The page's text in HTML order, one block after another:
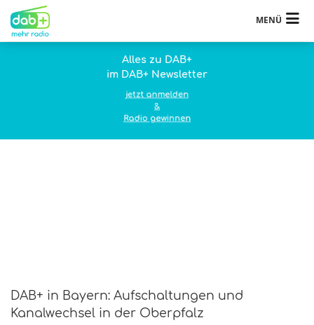
MENÜ
Alles zu DAB+
im DAB+ Newsletter
jetzt anmelden
&
Radio gewinnen
DAB+ in Bayern: Aufschaltungen und
Kanalwechsel in der Oberpfalz